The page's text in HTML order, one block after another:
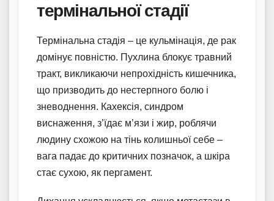
термінальної стадії
Термінальна стадія – це кульмінація, де рак
домінує повністю. Пухлина блокує травний
тракт, викликаючи непрохідність кишечника,
що призводить до нестерпного болю і
зневоднення. Кахексія, синдром
виснаження, з’їдає м’язи і жир, роблячи
людину схожою на тінь колишньої себе –
вага падає до критичних позначок, а шкіра
стає сухою, як пергамент.